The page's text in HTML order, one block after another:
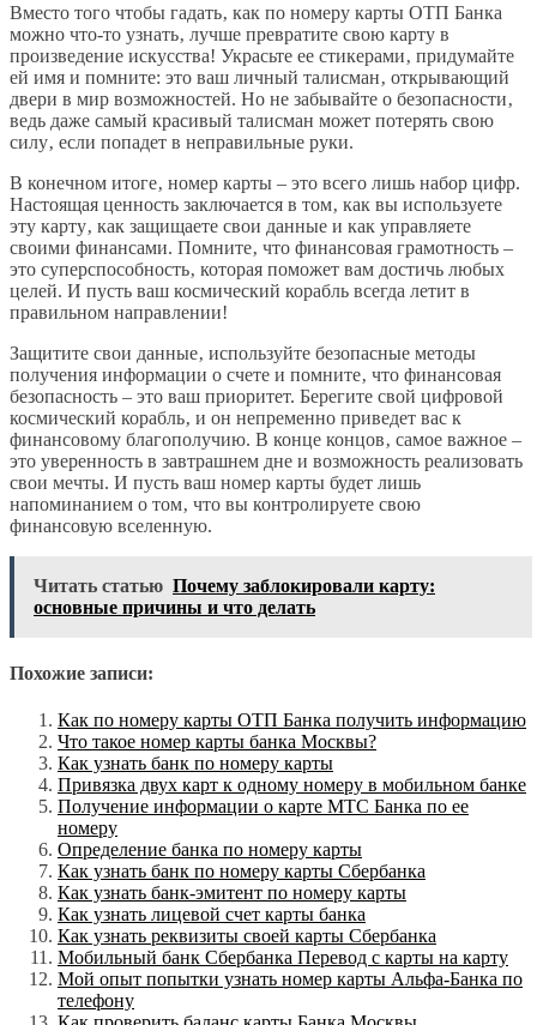
Вместо того чтобы гадать‚ как по номеру карты ОТП Банка
можно что-то узнать‚ лучше превратите свою карту в
произведение искусства! Украсьте ее стикерами‚ придумайте
ей имя и помните: это ваш личный талисман‚ открывающий
двери в мир возможностей. Но не забывайте о безопасности‚
ведь даже самый красивый талисман может потерять свою
силу‚ если попадет в неправильные руки.
В конечном итоге‚ номер карты – это всего лишь набор цифр.
Настоящая ценность заключается в том‚ как вы используете
эту карту‚ как защищаете свои данные и как управляете
своими финансами. Помните‚ что финансовая грамотность –
это суперспособность‚ которая поможет вам достичь любых
целей. И пусть ваш космический корабль всегда летит в
правильном направлении!
Защитите свои данные‚ используйте безопасные методы
получения информации о счете и помните‚ что финансовая
безопасность – это ваш приоритет. Берегите свой цифровой
космический корабль‚ и он непременно приведет вас к
финансовому благополучию. В конце концов‚ самое важное –
это уверенность в завтрашнем дне и возможность реализовать
свои мечты. И пусть ваш номер карты будет лишь
напоминанием о том‚ что вы контролируете свою
финансовую вселенную.
Читать статью Почему заблокировали карту:
основные причины и что делать
Похожие записи:
Как по номеру карты ОТП Банка получить информацию
Что такое номер карты банка Москвы?
Как узнать банк по номеру карты
Привязка двух карт к одному номеру в мобильном банке
Получение информации о карте МТС Банка по ее
номеру
Определение банка по номеру карты
Как узнать банк по номеру карты Сбербанка
Как узнать банк-эмитент по номеру карты
Как узнать лицевой счет карты банка
Как узнать реквизиты своей карты Сбербанка
Мобильный банк Сбербанка Перевод с карты на карту
Мой опыт попытки узнать номер карты Альфа-Банка по
телефону